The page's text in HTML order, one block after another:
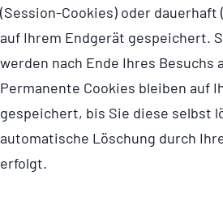
(Session-Cookies) oder dauerhaft
auf Ihrem Endgerät gespeichert.
werden nach Ende Ihres
Permanente Cookies bleiben auf
gespeichert, bis Sie diese selbst
automatische Löschung durch
erfolgt.